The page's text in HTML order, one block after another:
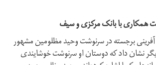
همکاری با بانک مرکزی و سیف
برجسته در سرنوشت وحید مظلومین مشهور
نشان داد که دوستان او سرنوشت خوشایندی